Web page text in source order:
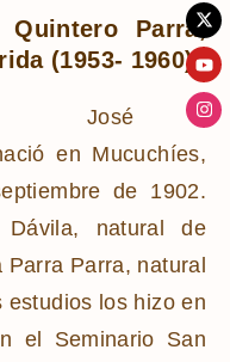
Quintero Parra,
(1953- 1960)
José
en Mucuchíes,
de 1902.
natural de
Parra Parra, natural
los hizo en
el Seminario San